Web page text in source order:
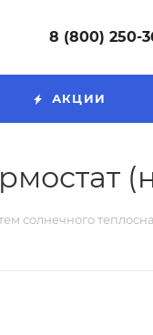
8 (800) 250-
АКЦИИ
солнечного